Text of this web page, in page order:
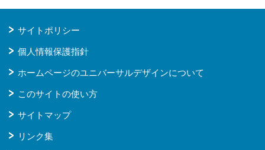
サイトポリシー
個人情報保護指針
ホームページのユニバーサルデザインについて
このサイトの使い方
サイトマップ
リンク集